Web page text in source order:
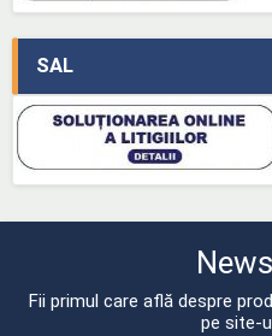
SAL
Fii primul care află despre
pe site-